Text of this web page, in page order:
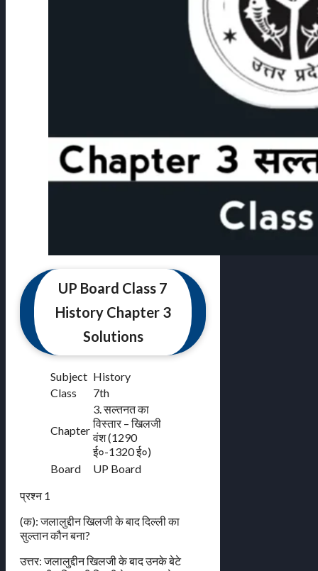
UP Board Class 7
History Chapter 3
Solutions
Subject History
Class
7th
Chapter
3. सल्तनत का
विस्तार – खिलजी
वंश (1290
ई०-1320 ई०)
Board
UP Board
प्रश्न 1
(क): जलालुद्दीन खिलजी के बाद दिल्ली का
सुल्तान कौन बना?
उत्तर: जलालुद्दीन खिलजी के बाद उनके बेटे